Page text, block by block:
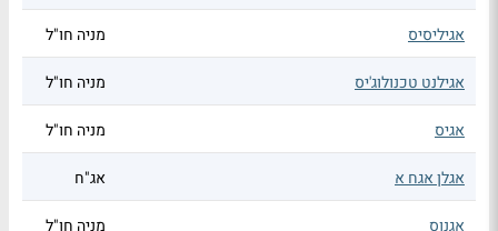
אגיליסיס מניה חו"ל
אגילנט טכנולוג'יס מניה חו"ל
אגיס מניה חו"ל
אגלן אגח א אג"ח
אגנוס מניה חו"ל